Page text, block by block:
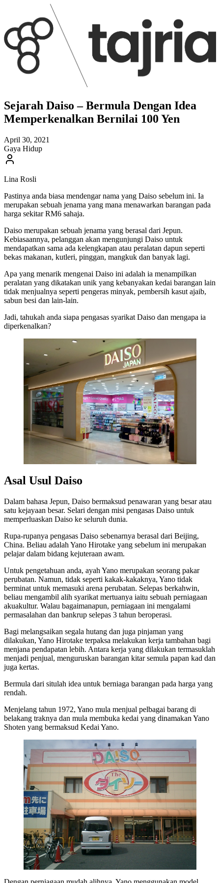
Sejarah Daiso – Bermula Dengan Idea
Memperkenalkan Bernilai 100 Yen
April 30, 2021
Gaya Hidup
Lina Rosli
Pastinya anda biasa mendengar nama yang Daiso sebelum ini. Ia
merupakan sebuah jenama yang mana menawarkan barangan pada
harga sekitar RM6 sahaja.
Daiso merupakan sebuah jenama yang berasal dari Jepun.
Kebiasaannya, pelanggan akan mengunjungi Daiso untuk
mendapatkan sama ada kelengkapan atau peralatan dapun seperti
bekas makanan, kutleri, pinggan, mangkuk dan banyak lagi.
Apa yang menarik mengenai Daiso ini adalah ia menampilkan
peralatan yang dikatakan unik yang kebanyakan kedai barangan lain
tidak menjualnya seperti pengeras minyak, pembersih kasut ajaib,
sabun besi dan lain-lain.
Jadi, tahukah anda siapa pengasas syarikat Daiso dan mengapa ia
diperkenalkan?
Asal Usul Daiso
Dalam bahasa Jepun, Daiso bermaksud penawaran yang besar atau
satu kejayaan besar. Selari dengan misi pengasas Daiso untuk
memperluaskan Daiso ke seluruh dunia.
Rupa-rupanya pengasas Daiso sebenarnya berasal dari Beijing,
China. Beliau adalah Yano Hirotake yang sebelum ini merupakan
pelajar dalam bidang kejuteraan awam.
Untuk pengetahuan anda, ayah Yano merupakan seorang pakar
perubatan. Namun, tidak seperti kakak-kakaknya, Yano tidak
berminat untuk memasuki arena perubatan. Selepas berkahwin,
beliau mengambil alih syarikat mertuanya iaitu sebuah perniagaan
akuakultur. Walau bagaimanapun, perniagaan ini mengalami
permasalahan dan bankrup selepas 3 tahun beroperasi.
Bagi melangsaikan segala hutang dan juga pinjaman yang
dilakukan, Yano Hirotake terpaksa melakukan kerja tambahan bagi
menjana pendapatan lebih. Antara kerja yang dilakukan termasuklah
menjadi penjual, menguruskan barangan kitar semula papan kad dan
juga kertas.
Bermula dari situlah idea untuk berniaga barangan pada harga yang
rendah.
Menjelang tahun 1972, Yano mula menjual pelbagai barang di
belakang traknya dan mula membuka kedai yang dinamakan Yano
Shoten yang bermaksud Kedai Yano.